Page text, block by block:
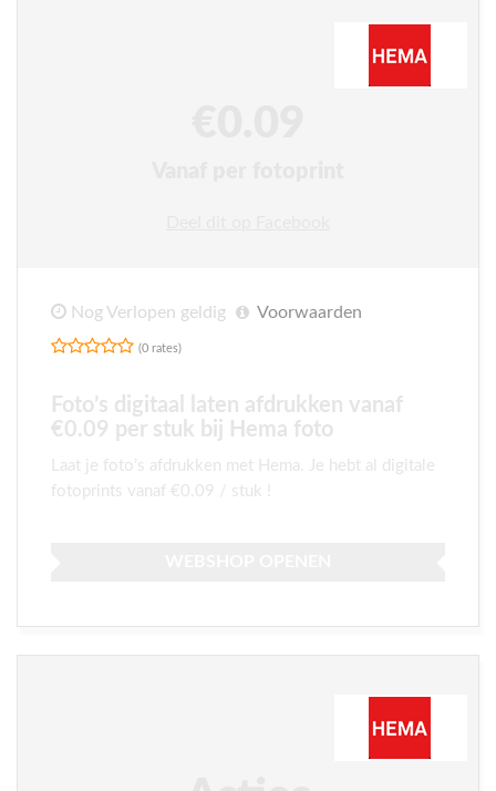
Nog Verlopen geldig Voorwaarden
(0 rates)
Foto’s digitaal laten afdrukken vanaf
€0.09 per stuk bij Hema foto
Laat je foto’s afdrukken met Hema. Je hebt al digitale
fotoprints vanaf €0.09 / stuk !